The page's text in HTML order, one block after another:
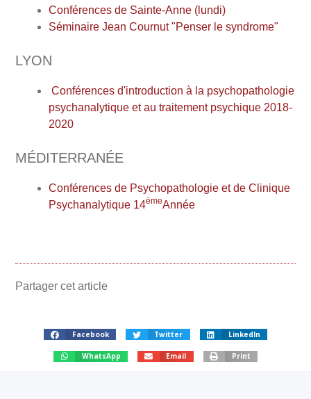
Conférences de Sainte-Anne (lundi)
Séminaire Jean Cournut "Penser le syndrome"
LYON
Conférences d'introduction à la psychopathologie
psychanalytique et au traitement psychique 2018-
2020
MÉDITERRANÉE
Conférences de Psychopathologie et de Clinique
Psychanalytique 14èmeAnnée
Partager cet article
Facebook Twitter LinkedIn
WhatsApp Email Print